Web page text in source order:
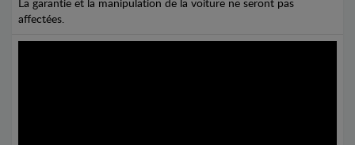
La garantie et la manipulation de la voiture ne seront pas
affectées.